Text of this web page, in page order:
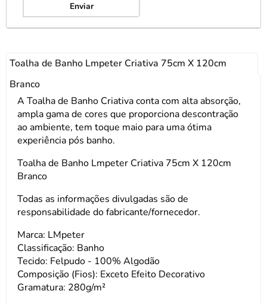
Enviar
Toalha de Banho Lmpeter Criativa 75cm X 120cm
Branco
A Toalha de Banho Criativa conta com alta absorção,
ampla gama de cores que proporciona descontração
ao ambiente, tem toque maio para uma ótima
experiência pós banho.
Toalha de Banho Lmpeter Criativa 75cm X 120cm
Branco
Todas as informações divulgadas são de
responsabilidade do fabricante/fornecedor.
Marca: LMpeter
Classificação: Banho
Tecido: Felpudo - 100% Algodão
Composição (Fios): Exceto Efeito Decorativo
Gramatura: 280g/m²